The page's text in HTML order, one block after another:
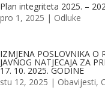
Plan integriteta 2025. –
pro 1, 2025 | Odluke
IZMJENA POSLOVNIKA O
JAVNOG NATJECAJA ZA
17. 10. 2025. GODINE
stu 12, 2025 | Obavijesti,